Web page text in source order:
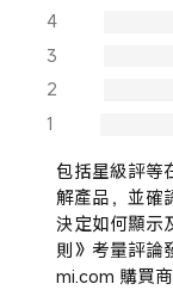
4
3
2
1
包括星級評等
解產品，並確
決定如何顯示
則》考量評論
mi.com 購買商